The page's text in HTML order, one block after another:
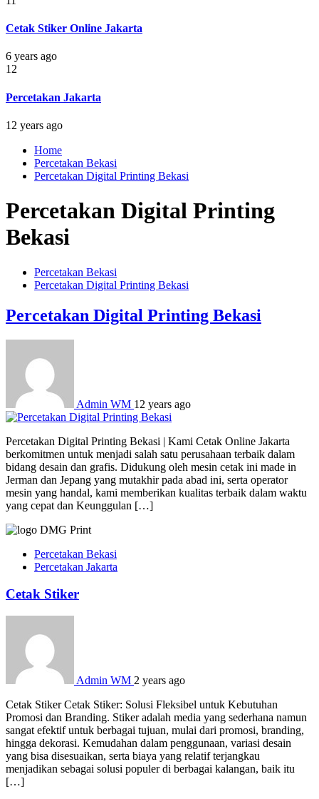
Cetak Stiker Online Jakarta
6 years ago
12
Percetakan Jakarta
12 years ago
Home
Percetakan Bekasi
Percetakan Digital Printing Bekasi
Percetakan Digital Printing
Bekasi
Percetakan Bekasi
Percetakan Digital Printing Bekasi
Percetakan Digital Printing Bekasi
Admin WM 12 years ago
Percetakan Digital Printing Bekasi | Kami Cetak Online Jakarta
berkomitmen untuk menjadi salah satu perusahaan terbaik dalam
bidang desain dan grafis. Didukung oleh mesin cetak ini made in
Jerman dan Jepang yang mutakhir pada abad ini, serta operator
mesin yang handal, kami memberikan kualitas terbaik dalam waktu
yang cepat dan Keunggulan […]
Percetakan Bekasi
Percetakan Jakarta
Cetak Stiker
Admin WM 2 years ago
Cetak Stiker Cetak Stiker: Solusi Fleksibel untuk Kebutuhan
Promosi dan Branding. Stiker adalah media yang sederhana namun
sangat efektif untuk berbagai tujuan, mulai dari promosi, branding,
hingga dekorasi. Kemudahan dalam penggunaan, variasi desain
yang bisa disesuaikan, serta biaya yang relatif terjangkau
menjadikan sebagai solusi populer di berbagai kalangan, baik itu
[…]